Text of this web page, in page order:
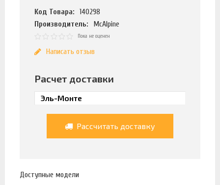
Код Товара:
140298
Производитель:
McAlpine
Пока не оценен
Написать отзыв
Расчет доставки
Рассчитать доставку
Доступные модели